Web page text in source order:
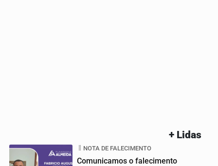
+ Lidas
NOTA DE FALECIMENTO
Comunicamos o falecimento